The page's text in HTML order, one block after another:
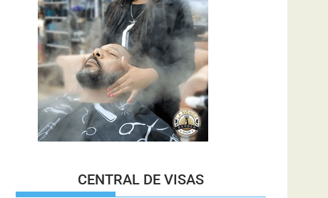
CENTRAL DE VISAS